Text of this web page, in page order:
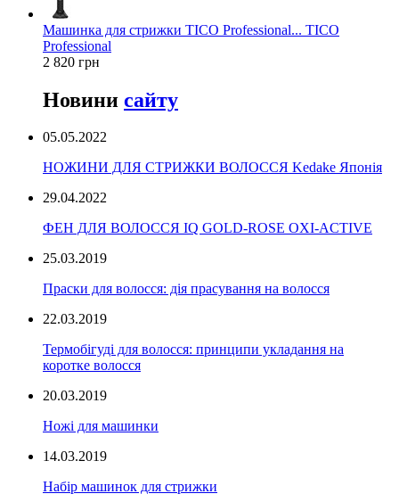
Машинка для стрижки TICO Professional... TICO
Professional
2 820 грн
Новини сайту
05.05.2022
НОЖИНИ ДЛЯ СТРИЖКИ ВОЛОССЯ Kedake Японія
29.04.2022
ФЕН ДЛЯ ВОЛОССЯ IQ GOLD-ROSE OXI-ACTIVE
25.03.2019
Праски для волосся: дія прасування на волосся
22.03.2019
Термобігуді для волосся: принципи укладання на
коротке волосся
20.03.2019
Ножі для машинки
14.03.2019
Набір машинок для стрижки